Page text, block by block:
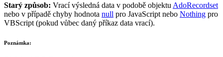
Starý způsob: Vrací výsledná data v podobě objektu AdoRecordset
nebo v případě chyby hodnota null pro JavaScript nebo Nothing pro
VBScript (pokud vůbec daný příkaz data vrací).
Poznámka: